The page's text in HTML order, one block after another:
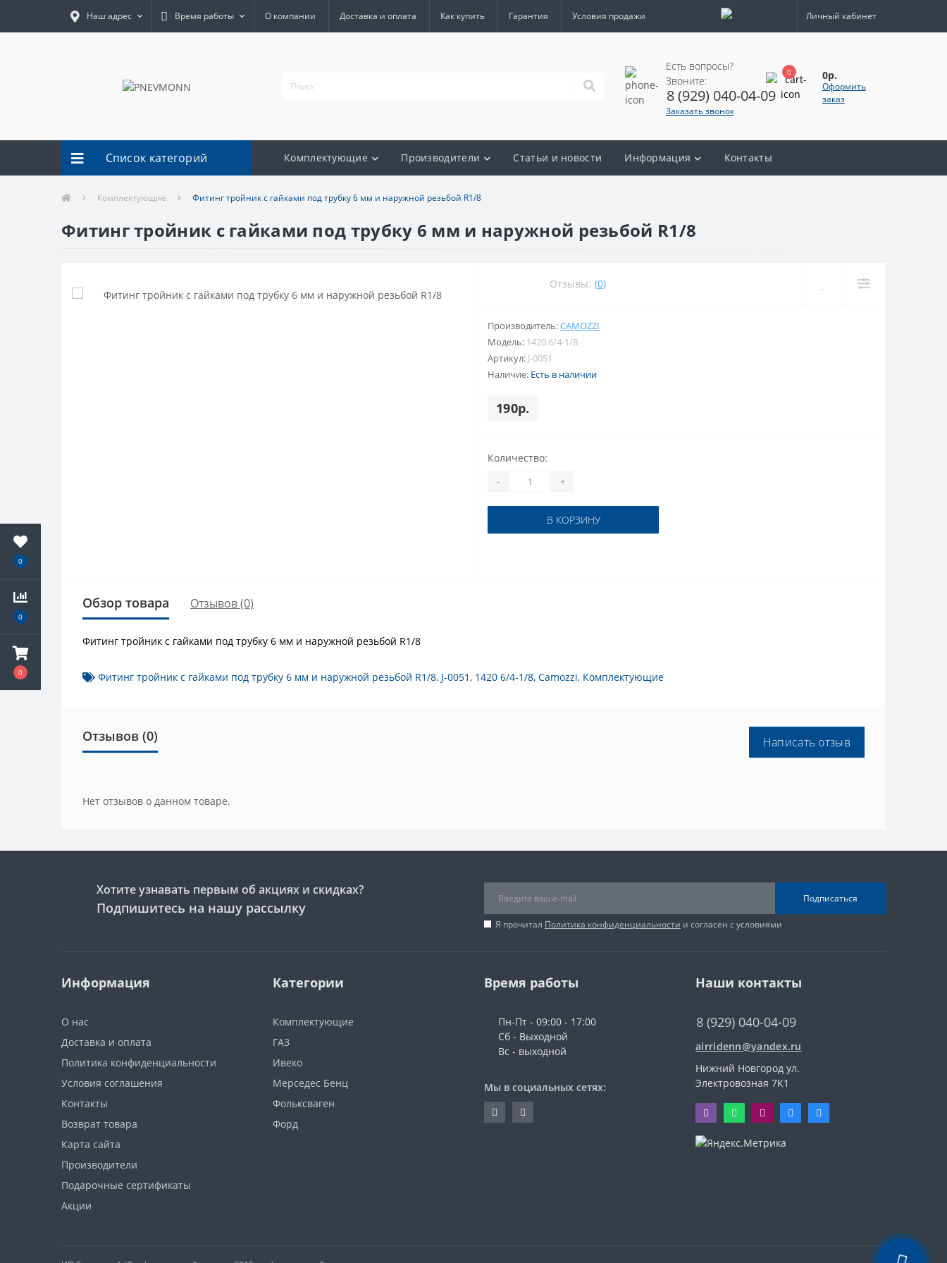
0
0
0
Наш адрес Время работы О компании Доставка и оплата Как купить Гарантия Условия продажи Личный кабинет
Есть вопросы?
Звоните:
8 (929) 040-04-09
Заказать звонок
0 0р.
Оформить
заказ
Список категорий Комплектующие Производители Статьи и новости Информация Контакты
Комплектующие Фитинг тройник с гайками под трубку 6 мм и наружной резьбой R1/8
Фитинг тройник с гайками под трубку 6 мм и наружной резьбой R1/8
Отзывы: (0)
Производитель:CAMOZZI
Модель: 1420 6/4-1/8
Артикул: J-0051
Наличие: Есть в наличии
190р.
Количество:
- +
В КОРЗИНУ
Обзор товара Отзывов (0)
Фитинг тройник с гайками под трубку 6 мм и наружной резьбой R1/8
Фитинг тройник с гайками под трубку 6 мм и наружной резьбой R1/8, J-0051, 1420 6/4-1/8, Camozzi, Комплектующие
Отзывов (0) Написать отзыв
Нет отзывов о данном товаре.
Хотите узнавать первым об акциях и скидках?
Подпишитесь на нашу рассылку
Подписаться
Я прочитал Политика конфиденциальности и согласен с условиями
Информация
О нас
Доставка и оплата
Политика конфиденциальности
Условия соглашения
Контакты
Возврат товара
Карта сайта
Производители
Подарочные сертификаты
Акции
Категории
Комплектующие
ГАЗ
Ивеко
Мерседес Бенц
Фольксваген
Форд
Время работы
Пн-Пт - 09:00 - 17:00
Сб - Выходной
Вс - выходной
Мы в социальных сетях:
Наши контакты
8 (929) 040-04-09
airridenn@yandex.ru
Нижний Новгород ул.
Электровозная 7К1